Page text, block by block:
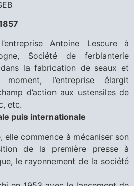
Antoine Lescure à
Société de ferblanterie
dans la fabrication de seaux et
l’entreprise élargit
d’action aux ustensiles de
etc.
puis internationale
elle commence à mécaniser son
de la première presse à
le rayonnement de la société